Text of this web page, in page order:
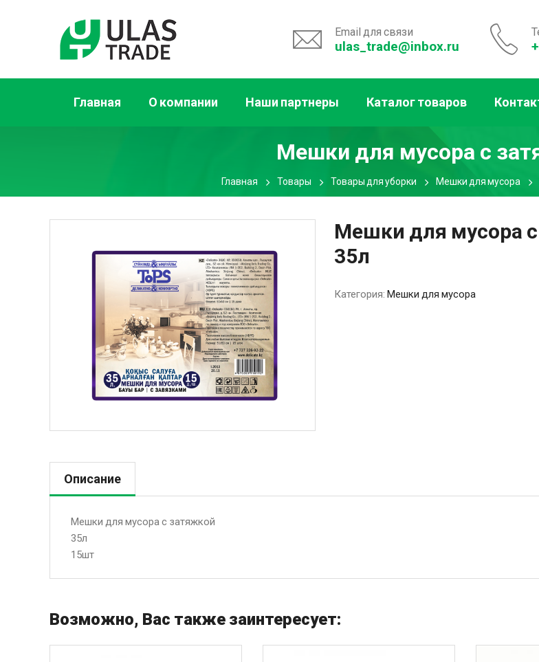
Email для связи
ulas_trade@inbox.ru
Главная О компании Наши партнеры Каталог товаров
Мешки для мусора с
Главная Товары Товары для уборки Мешки для мусора
Мешки для мусора
35л
Категория: Мешки для мусора
Описание
Мешки для мусора с затяжкой
35л
15шт
Возможно, Вас также заинтересует: